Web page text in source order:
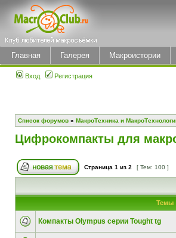
Главная Галерея Макроистории
Вход Регистрация
Список форумов » МакроТехника и
Цифрокомпакты для
Страница 1 из 2 [ Тем: 100 ]
Темы
Компакты Olympus серии Tought tg